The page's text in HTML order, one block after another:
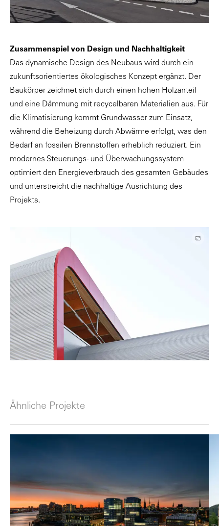
Zusammenspiel von Design und Nachhaltigkeit
Das dynamische Design des Neubaus wird durch ein
zukunftsorientiertes ökologisches Konzept ergänzt. Der
Baukörper zeichnet sich durch einen hohen Holzanteil
und eine Dämmung mit recycelbaren Materialien aus. Für
die Klimatisierung kommt Grundwasser zum Einsatz,
während die Beheizung durch Abwärme erfolgt, was den
Bedarf an fossilen Brennstoffen erheblich reduziert. Ein
modernes Steuerungs- und Überwachungssystem
optimiert den Energieverbrauch des gesamten Gebäudes
und unterstreicht die nachhaltige Ausrichtung des
Projekts.
Ähnliche Projekte